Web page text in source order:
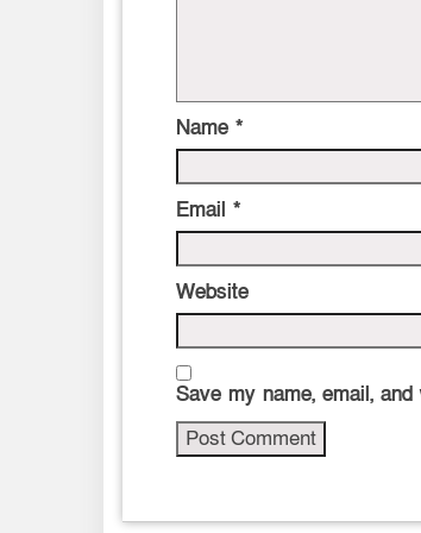
Name *
Email *
Website
Save my name, email,